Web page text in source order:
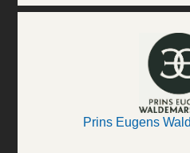
Prins Eugens